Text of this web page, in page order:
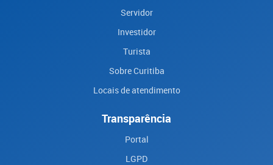
Servidor
Investidor
Turista
Sobre Curitiba
Locais de atendimento
Transparência
Portal
LGPD